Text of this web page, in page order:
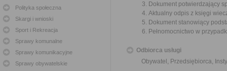
Polityka społeczna
Skargi i wnioski
Sport i Rekreacja
Sprawy komunalne
Sprawy komunikacyjne
Sprawy obywatelskie
Dokument potwierdzający
Aktualny odpis z księgi
Dokument stanowiący
Pełnomocnictwo w
Odbiorca usługi
Obywatel, Przedsiębiorca,